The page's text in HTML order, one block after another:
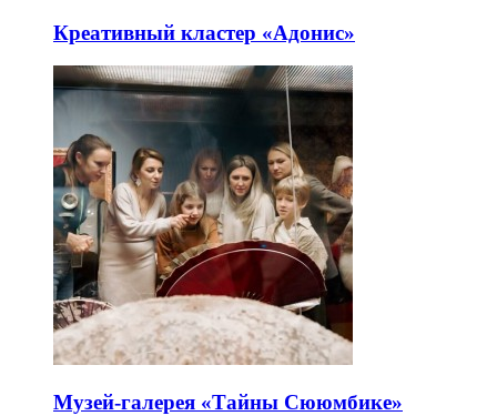
Креативный кластер «Адонис»
Музей-галерея «Тайны Сююмбике»